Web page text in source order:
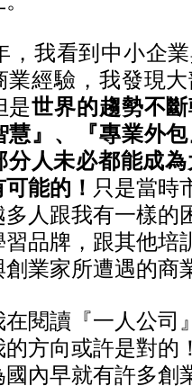
，我看到中小企
業經驗，我發現
是世界的趨勢不
慧』、『專業外
分人未必都能成
能的！ 只是當時
人跟我有一樣的
品牌，跟其他培
業家所遭遇的商
在閱讀『一人公司
的方向或許是對的
內早就有許多創